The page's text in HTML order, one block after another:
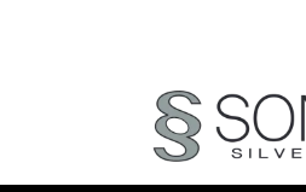
PANDANTIVE TIP CRUCE
ICOANE ORTODOXE
ICOANE CATOLICE